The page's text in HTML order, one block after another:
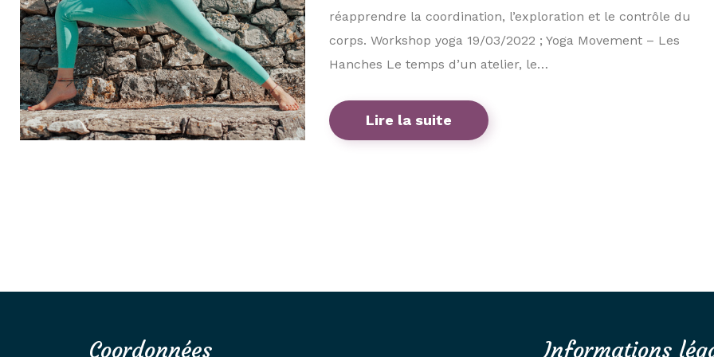
réapprendre la coordination, l’exploration et le contrôle du
corps. Workshop yoga 19/03/2022 ; Yoga Movement – Les
Hanches Le temps d’un atelier, le…
Lire la suite
Coordonnées Informations